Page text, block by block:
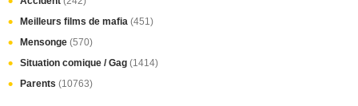
Meilleurs films de mafia (451)
Mensonge (570)
Situation comique / Gag (1414)
Parents (10763)